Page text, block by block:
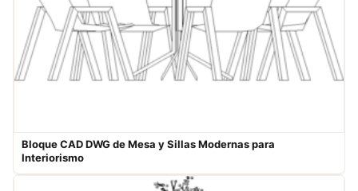
Bloque CAD DWG de Mesa y Sillas Modernas para
Interiorismo